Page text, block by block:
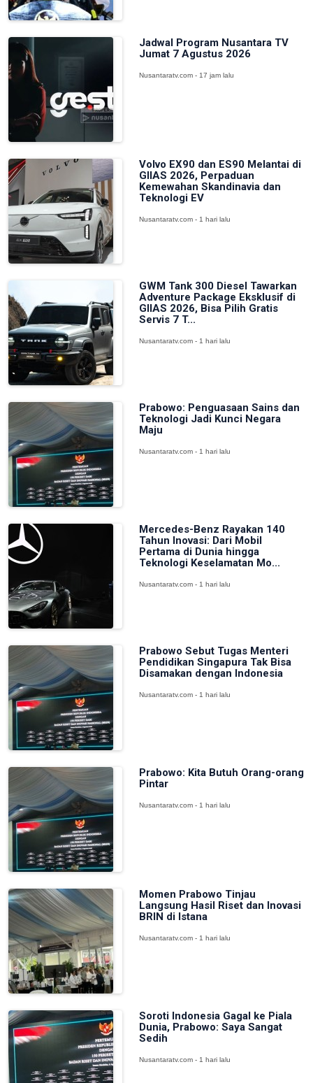
Jadwal Program Nusantara TV
Jumat 7 Agustus 2026
Nusantaratv.com - 17 jam lalu
Volvo EX90 dan ES90 Melantai di
GIIAS 2026, Perpaduan
Kemewahan Skandinavia dan
Teknologi EV
Nusantaratv.com - 1 hari lalu
GWM Tank 300 Diesel Tawarkan
Adventure Package Eksklusif di
GIIAS 2026, Bisa Pilih Gratis
Servis 7 T...
Nusantaratv.com - 1 hari lalu
Prabowo: Penguasaan Sains dan
Teknologi Jadi Kunci Negara
Maju
Nusantaratv.com - 1 hari lalu
Mercedes-Benz Rayakan 140
Tahun Inovasi: Dari Mobil
Pertama di Dunia hingga
Teknologi Keselamatan Mo...
Nusantaratv.com - 1 hari lalu
Prabowo Sebut Tugas Menteri
Pendidikan Singapura Tak Bisa
Disamakan dengan Indonesia
Nusantaratv.com - 1 hari lalu
Prabowo: Kita Butuh Orang-orang
Pintar
Nusantaratv.com - 1 hari lalu
Momen Prabowo Tinjau
Langsung Hasil Riset dan Inovasi
BRIN di Istana
Nusantaratv.com - 1 hari lalu
Soroti Indonesia Gagal ke Piala
Dunia, Prabowo: Saya Sangat
Sedih
Nusantaratv.com - 1 hari lalu